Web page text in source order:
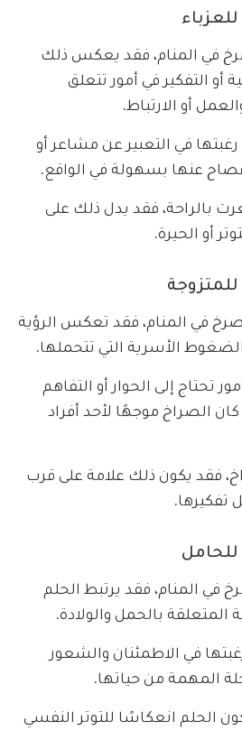
في المنام، فقد يعكس ذلك
التفكير في أمور تتعلق
أو الارتباط.
في التعبير عن مشاعر أو
عنها بسهولة في الواقع.
بالراحة، فقد يدل ذلك على
أو الحيرة.
في المنام، فقد تعكس الرؤية
الأسرية التي تتحملها.
تحتاج إلى الحوار أو التفاهم
الصراخ موجهًا لأحد أفراد
فقد يكون ذلك علامة على قرب
في المنام، فقد يرتبط الحلم
المتعلقة بالحمل والولادة.
في الاطمئنان والشعور
المهمة من حياتها.
الحلم انعكاسًا للتوتر النفسي